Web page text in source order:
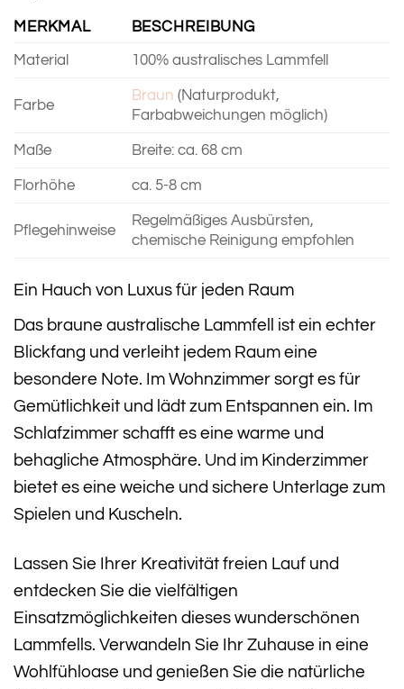
MERKMAL BESCHREIBUNG
Material 100% australisches Lammfell
Farbe
Braun (Naturprodukt,
Farbabweichungen möglich)
Maße Breite: ca. 68 cm
Florhöhe ca. 5-8 cm
Pflegehinweise
Regelmäßiges Ausbürsten,
chemische Reinigung empfohlen
Ein Hauch von Luxus für jeden Raum
Das braune australische Lammfell ist ein echter
Blickfang und verleiht jedem Raum eine
besondere Note. Im Wohnzimmer sorgt es für
Gemütlichkeit und lädt zum Entspannen ein. Im
Schlafzimmer schafft es eine warme und
behagliche Atmosphäre. Und im Kinderzimmer
bietet es eine weiche und sichere Unterlage zum
Spielen und Kuscheln.
Lassen Sie Ihrer Kreativität freien Lauf und
entdecken Sie die vielfältigen
Einsatzmöglichkeiten dieses wunderschönen
Lammfells. Verwandeln Sie Ihr Zuhause in eine
Wohlfühloase und genießen Sie die natürliche